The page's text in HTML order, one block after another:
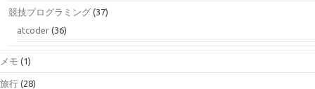
競技プログラミング (37)
atcoder (36)
メモ (1)
旅行 (28)